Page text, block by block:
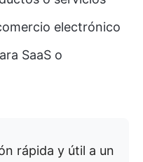
electrónico
SaaS o
rápida y útil a un